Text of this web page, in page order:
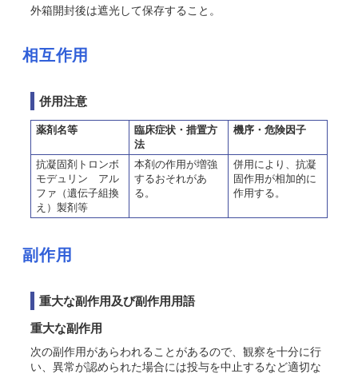
外箱開封後は遮光して保存すること。
相互作用
併用注意
薬剤名等
臨床症状・措置方
法
機序・危険因子
抗凝固剤トロンボ
モデュリン アル
ファ（遺伝子組換
え）製剤等
本剤の作用が増強
するおそれがあ
る。
併用により、抗凝
固作用が相加的に
作用する。
副作用
重大な副作用及び副作用用語
重大な副作用
次の副作用があらわれることがあるので、観察を十分に行
い、異常が認められた場合には投与を中止するなど適切な